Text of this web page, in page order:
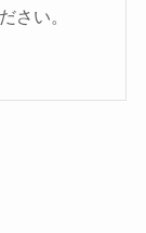
さい。